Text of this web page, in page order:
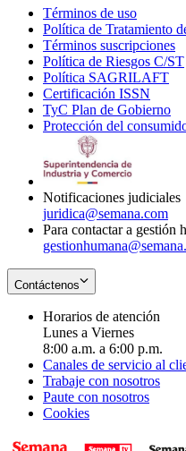
Términos de uso
in
new
window
Política de Tratamiento
Términos suscripciones
in
Política de Riesgos C/ST
Política SAGRILAFT
new
Certificación ISSN
in
new
TyC Plan de Gobierno
in
Protección del
Notificaciones judiciales
juridica@semana.com
Para contactar a gestión
Contáctenos
Horarios de atención
Lunes a Viernes
8:00 a.m. a 6:00 p.m.
Canales de servicio al
Trabaje con nosotros
Paute con nosotros
Cookies